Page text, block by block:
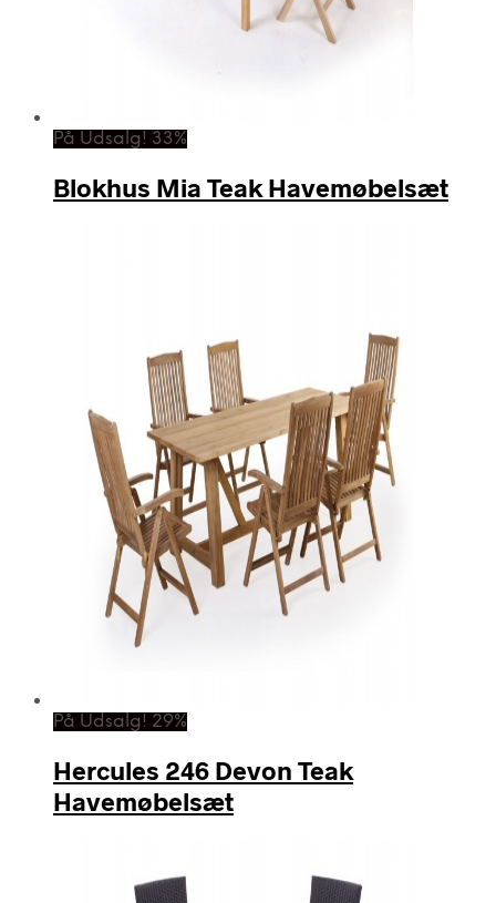
På Udsalg! 33%
Blokhus Mia Teak Havemøbelsæt
På Udsalg! 29%
Hercules 246 Devon Teak
Havemøbelsæt